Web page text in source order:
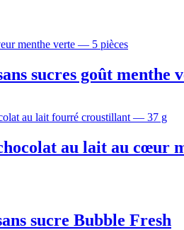
sucres goût menthe
au lait au cœur
sucre Bubble Fresh